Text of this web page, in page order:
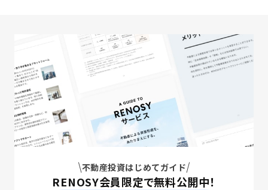
不動産投資はじめてガイド
RENOSY会員限定で無料公開中！